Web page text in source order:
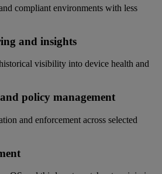
compliant environments with less
and insights
visibility into device health and
policy management
and enforcement across selected